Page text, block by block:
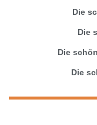
Die
Die
Die
Die